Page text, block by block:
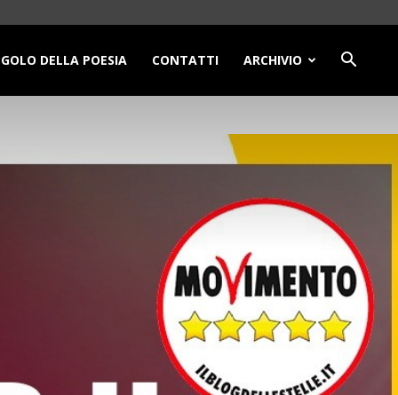
DELLA POESIA CONTATTI ARCHIVIO